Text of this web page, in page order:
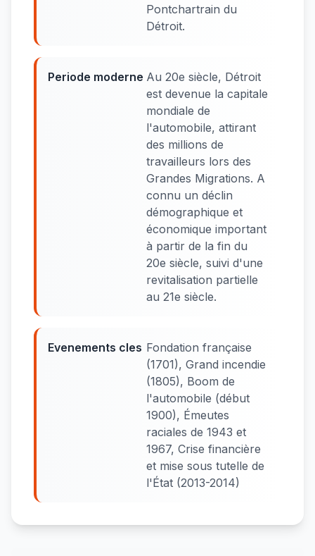
Pontchartrain du
Détroit.
Periode moderne Au 20e siècle, Détroit
est devenue la capitale
mondiale de
l'automobile, attirant
des millions de
travailleurs lors des
Grandes Migrations. A
connu un déclin
démographique et
économique important
à partir de la fin du
20e siècle, suivi d'une
revitalisation partielle
au 21e siècle.
Evenements cles Fondation française
(1701), Grand incendie
(1805), Boom de
l'automobile (début
1900), Émeutes
raciales de 1943 et
1967, Crise financière
et mise sous tutelle de
l'État (2013-2014)